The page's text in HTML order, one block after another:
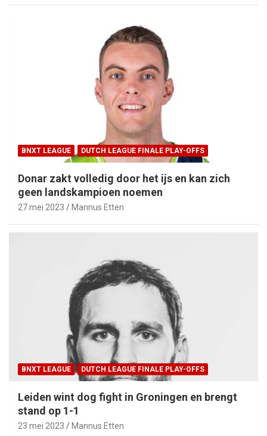
BNXT LEAGUE DUTCH LEAGUE FINALE PLAY-OFFS
Donar zakt volledig door het ijs en kan zich
geen landskampioen noemen
27 mei 2023 Mannus Etten
BNXT LEAGUE DUTCH LEAGUE FINALE PLAY-OFFS
Leiden wint dog fight in Groningen en brengt
stand op 1-1
23 mei 2023 Mannus Etten